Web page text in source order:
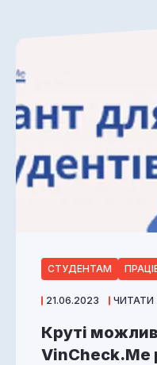
СТУДЕНТАМ
21.06.2023 ЧИТАТИ
Круті
VinCheck.Me